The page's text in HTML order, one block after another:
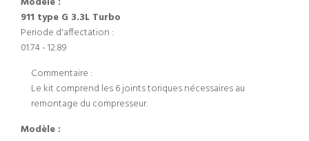
911 type G 3.3L Turbo
Periode d'affectation :
01.74 - 12.89
Commentaire :
Le kit comprend les 6 joints toriques nécessaires au
remontage du compresseur.
Modèle :